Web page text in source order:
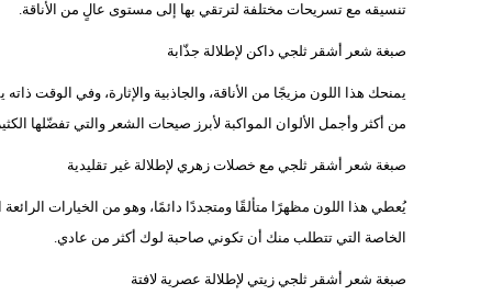
تنسيقه مع تسريحات مختلفة لترتقي بها إلى مستوى عالٍ من الأناقة.
صبغة شعر أشقر ثلجي داكن لإطلالة جذّابة
يمنحك هذا اللون مزيجًا من الأناقة، والجاذبية والإثارة، وفي الوقت
من أكثر وأجمل الألوان المواكبة لأبرز صيحات الشعر والتي تفضّلها
صبغة شعر أشقر ثلجي مع خصلات زهري لإطلالة غير تقليدية
يُعطي هذا اللون مظهرًا متألقًا ومتجددًا دائمًا، وهو من الخيارات
الخاصة التي تتطلب منك أن تكوني صاحبة لوك أكثر من عادي.
صبغة شعر أشقر ثلجي زيتي لإطلالة عصرية لافتة